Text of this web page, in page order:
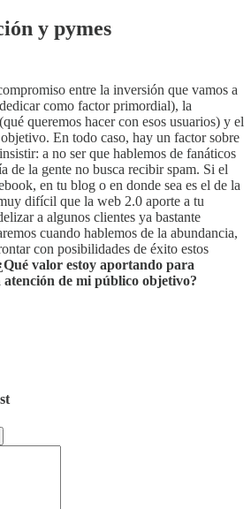
y pymes
entre la inversión que vamos a
como factor primordial), la
queremos hacer con esos usuarios) y el
En todo caso, hay un factor sobre
a no ser que hablemos de fanáticos
de la gente no busca recibir spam. Si el
en tu blog o en donde sea es el de la
difícil que la web 2.0 aporte a tu
a algunos clientes ya bastante
cuando hablemos de la abundancia,
con posibilidades de éxito estos
valor estoy aportando para
de mi público objetivo?